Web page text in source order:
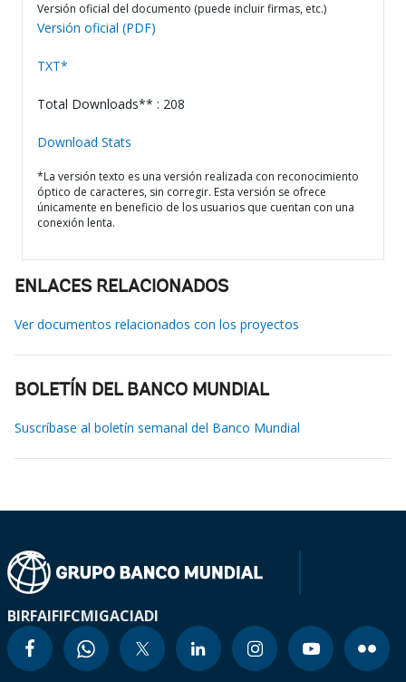
Versión oficial del documento (puede incluir firmas, etc.)
Versión oficial (PDF)
TXT*
Total Downloads** : 208
Download Stats
*La versión texto es una versión realizada con reconocimiento
óptico de caracteres, sin corregir. Esta versión se ofrece
únicamente en beneficio de los usuarios que cuentan con una
conexión lenta.
ENLACES RELACIONADOS
Ver documentos relacionados con los proyectos
BOLETÍN DEL BANCO MUNDIAL
Suscríbase al boletín semanal del Banco Mundial
BIRFAIFIFCMIGACIADI